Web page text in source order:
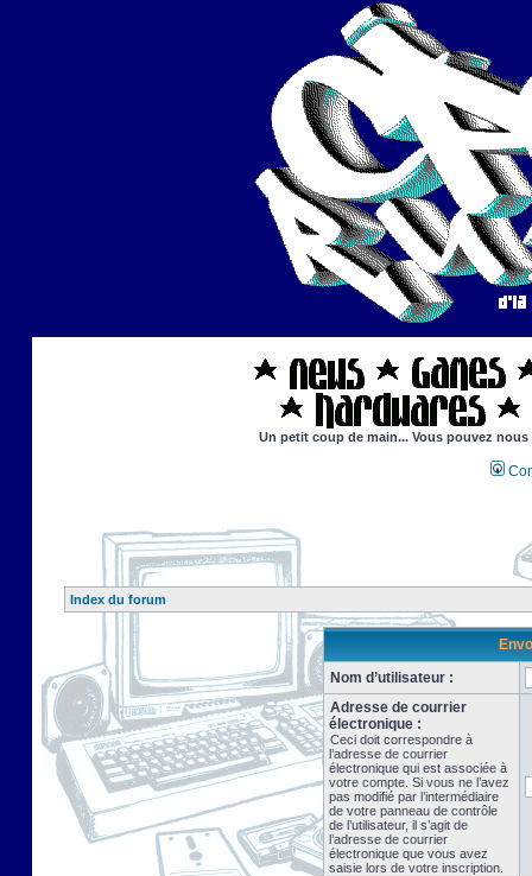
Un petit coup de main... Vous pouvez
Index du forum
Nom d’utilisateur :
Adresse de courrier
électronique :
Ceci doit correspondre à
l’adresse de courrier
électronique qui est associée à
votre compte. Si vous ne l’avez
pas modifié par l’intermédiaire
de votre panneau de contrôle
de l’utilisateur, il s’agit de
l’adresse de courrier
électronique que vous avez
saisie lors de votre inscription.